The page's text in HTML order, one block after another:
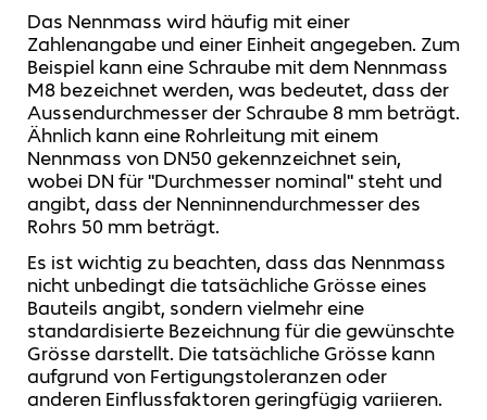
Das Nennmass wird häufig mit einer
Zahlenangabe und einer Einheit angegeben. Zum
Beispiel kann eine Schraube mit dem Nennmass
M8 bezeichnet werden, was bedeutet, dass der
Aussendurchmesser der Schraube 8 mm beträgt.
Ähnlich kann eine Rohrleitung mit einem
Nennmass von DN50 gekennzeichnet sein,
wobei DN für "Durchmesser nominal" steht und
angibt, dass der Nenninnendurchmesser des
Rohrs 50 mm beträgt.
Es ist wichtig zu beachten, dass das Nennmass
nicht unbedingt die tatsächliche Grösse eines
Bauteils angibt, sondern vielmehr eine
standardisierte Bezeichnung für die gewünschte
Grösse darstellt. Die tatsächliche Grösse kann
aufgrund von Fertigungstoleranzen oder
anderen Einflussfaktoren geringfügig variieren.